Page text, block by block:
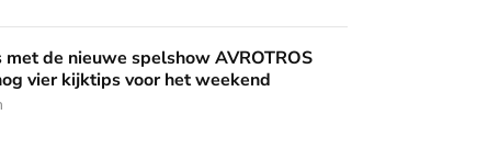
spelshow AVROTROS Triviant - en nog vier kijktips voor
met de nieuwe spelshow AVROTROS
vier kijktips voor het weekend